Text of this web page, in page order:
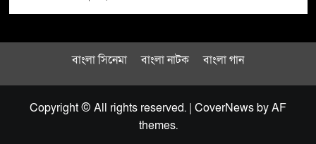
বাংলা সিনেমা বাংলা নাটক বাংলা গান
Copyright © All rights reserved. | CoverNewsby AF
themes.